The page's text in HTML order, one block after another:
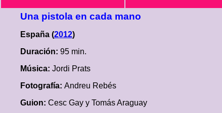
Una pistola en cada mano
España (2012)
Duración: 95 min.
Música: Jordi Prats
Fotografía: Andreu Rebés
Guion: Cesc Gay y Tomás Araguay